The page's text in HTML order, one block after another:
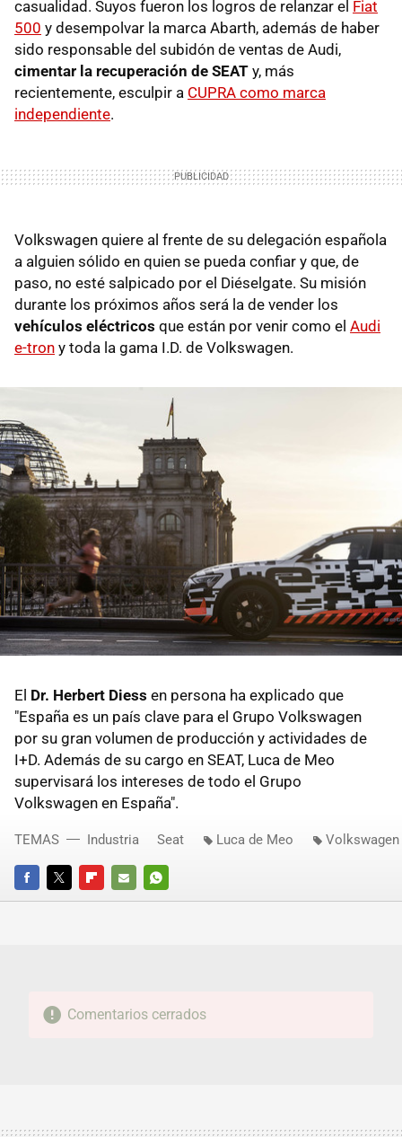
casualidad. Suyos fueron los logros de relanzar el Fiat
500 y desempolvar la marca Abarth, además de haber
sido responsable del subidón de ventas de Audi,
cimentar la recuperación de SEAT y, más
recientemente, esculpir a CUPRA como marca
independiente.
Volkswagen quiere al frente de su delegación española
a alguien sólido en quien se pueda confiar y que, de
paso, no esté salpicado por el Diéselgate. Su misión
durante los próximos años será la de vender los
vehículos eléctricos que están por venir como el Audi
e-tron y toda la gama I.D. de Volkswagen.
El Dr. Herbert Diess en persona ha explicado que
"España es un país clave para el Grupo Volkswagen
por su gran volumen de producción y actividades de
I+D. Además de su cargo en SEAT, Luca de Meo
supervisará los intereses de todo el Grupo
Volkswagen en España".
FACEBOOKTWITTERFLIPBOARD
E-
WHATSAPP
TEMAS Industria Seat Luca de Meo Volkswagen
Comentarios cerrados